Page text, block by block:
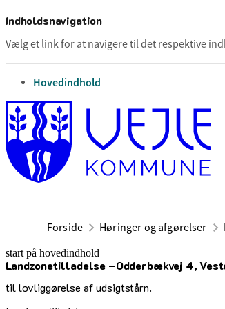
Indholdsnavigation
Vælg et link for at navigere til det respektive
gå til
Hovedindhold
Forside Høringer og afgørelser
start på hovedindhold
Landzonetilladelse –Odderbækvej 4,
til lovliggørelse af udsigtstårn.
senest opdateret 5. marts 2026